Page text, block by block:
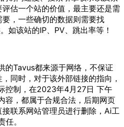
估一个站的价值，最主要还是需
，一些确切的数据则需要找
如该站的IP、PV、跳出率等！
的Tavus都来源于网络，不保证
同时，对于该外部链接的指向，
控制，在2023年4月27日 下午
容，都属于合规合法，后期网页
联系网站管理员进行删除，Ai工
。